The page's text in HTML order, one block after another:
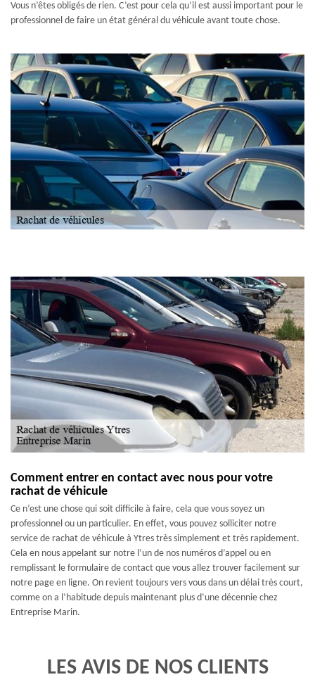
Vous n’êtes obligés de rien. C’est pour cela qu’il est aussi important pour le
professionnel de faire un état général du véhicule avant toute chose.
Comment entrer en contact avec nous pour votre
rachat de véhicule
Ce n’est une chose qui soit difficile à faire, cela que vous soyez un
professionnel ou un particulier. En effet, vous pouvez solliciter notre
service de rachat de véhicule à Ytres très simplement et très rapidement.
Cela en nous appelant sur notre l’un de nos numéros d’appel ou en
remplissant le formulaire de contact que vous allez trouver facilement sur
notre page en ligne. On revient toujours vers vous dans un délai très court,
comme on a l’habitude depuis maintenant plus d’une décennie chez
Entreprise Marin.
LES AVIS DE NOS CLIENTS